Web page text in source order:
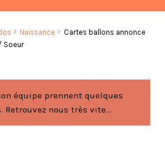
Naissance
Cartes ballons annonce
Soeur
équipe prennent quelques
Retrouvez nous très vite...